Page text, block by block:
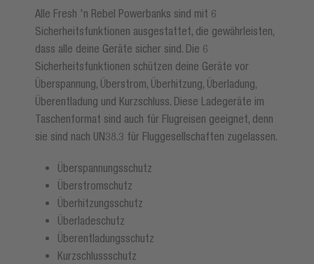
Alle Fresh 'n Rebel Powerbanks sind mit 6
Sicherheitsfunktionen ausgestattet, die gewährleisten,
dass alle deine Geräte sicher sind. Die 6
Sicherheitsfunktionen schützen deine Geräte vor
Überspannung, Überstrom, Überhitzung, Überladung,
Überentladung und Kurzschluss. Diese Ladegeräte im
Taschenformat sind auch für Flugreisen geeignet, denn
sie sind nach UN38.3 für Fluggesellschaften zugelassen.
Überspannungsschutz
Überstromschutz
Überhitzungsschutz
Überladeschutz
Überentladungsschutz
Kurzschlussschutz